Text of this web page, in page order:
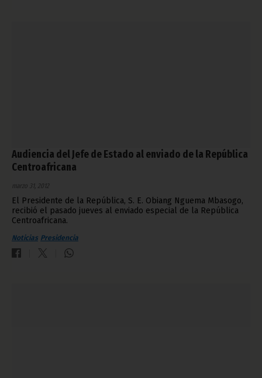
Audiencia del Jefe de Estado al enviado de la República
Centroafricana
marzo 31, 2012
El Presidente de la República, S. E. Obiang Nguema Mbasogo,
recibió el pasado jueves al enviado especial de la República
Centroafricana.
Noticias Presidencia